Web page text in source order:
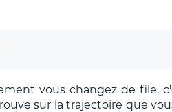
vous changez de file,
sur la trajectoire que